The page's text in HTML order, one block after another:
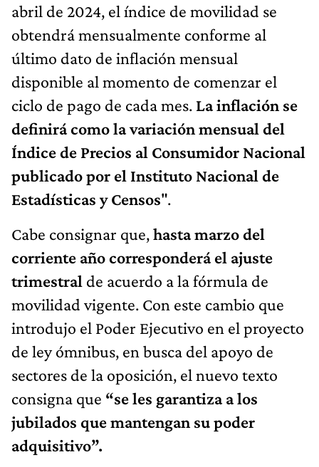
abril de 2024, el índice de movilidad se
obtendrá mensualmente conforme al
último dato de inflación mensual
disponible al momento de comenzar el
ciclo de pago de cada mes. La inflación se
definirá como la variación mensual del
Índice de Precios al Consumidor Nacional
publicado por el Instituto Nacional de
Estadísticas y Censos".
Cabe consignar que,hasta marzo del
corriente año corresponderá el ajuste
trimestral de acuerdo a la fórmula de
movilidad vigente. Con este cambio que
introdujo el Poder Ejecutivo en el proyecto
de ley ómnibus, en busca del apoyo de
sectores de la oposición, el nuevo texto
consigna que “se les garantiza a los
jubilados que mantengan su poder
adquisitivo”.